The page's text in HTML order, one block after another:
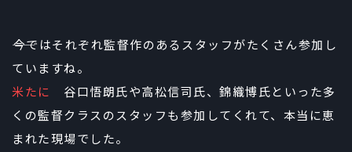
――今ではそれぞれ監督作のあるスタッフがたくさん参加し
ていますね。
米たに
谷口悟朗氏や高松信司氏、錦織博氏といった多
くの監督クラスのスタッフも参加してくれて、本当に恵
まれた現場でした。